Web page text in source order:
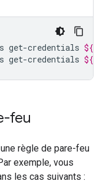
get-credentials ${
get-credentials ${
feu
règle de pare-feu
exemple, vous
les cas suivants :